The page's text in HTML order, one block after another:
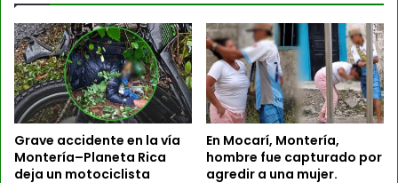
Grave accidente en la vía
Montería–Planeta Rica
deja un motociclista
En Mocarí, Montería,
hombre fue capturado por
agredir a una mujer.